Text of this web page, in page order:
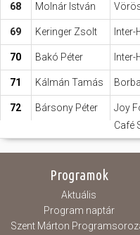
68 Molnár István
69 Keringer Zsolt Inter-
70 Bakó Péter Inter-
71 Kálmán Tamás
72 Bársony Péter
Joy
Café
Programok
Aktuális
Program naptár
Szent Márton